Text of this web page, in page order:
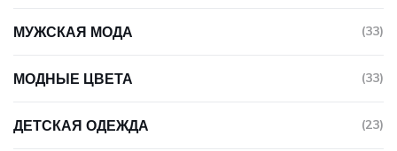
МУЖСКАЯ МОДА (33)
МОДНЫЕ ЦВЕТА (33)
ДЕТСКАЯ ОДЕЖДА (23)